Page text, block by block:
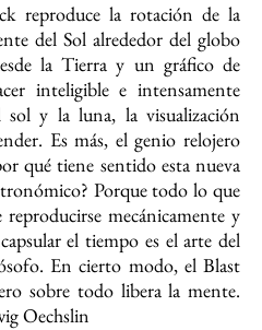
reproduce la rotación de la
del Sol alrededor del globo
la Tierra y un gráfico de
inteligible e intensamente
y la luna, la visualización
Es más, el genio relojero
qué tiene sentido esta nueva
Porque todo lo que
reproducirse mecánicamente y
el tiempo es el arte del
En cierto modo, el Blast
sobre todo libera la mente.
Oechslin